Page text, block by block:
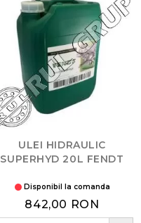
ULEI HIDRAULIC
SUPERHYD 20L FENDT
Disponibil la comanda
842,00 RON